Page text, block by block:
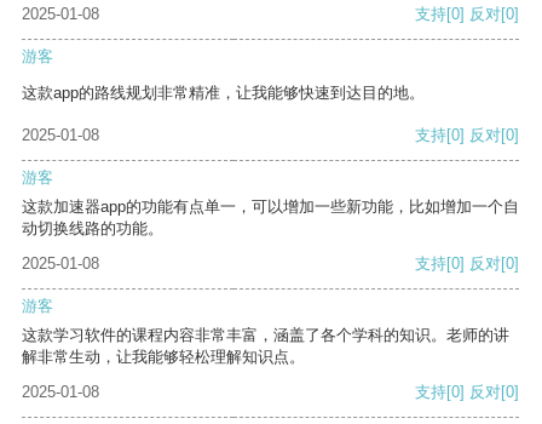
2025-01-08 支持[0] 反对[0]
游客
这款app的路线规划非常精准，让我能够快速到达目的地。
2025-01-08 支持[0] 反对[0]
游客
这款加速器app的功能有点单一，可以增加一些新功能，比如增加一个自
动切换线路的功能。
2025-01-08
支持[0] 反对[0]
游客
这款学习软件的课程内容非常丰富，涵盖了各个学科的知识。老师的讲
解非常生动，让我能够轻松理解知识点。
2025-01-08
支持[0] 反对[0]